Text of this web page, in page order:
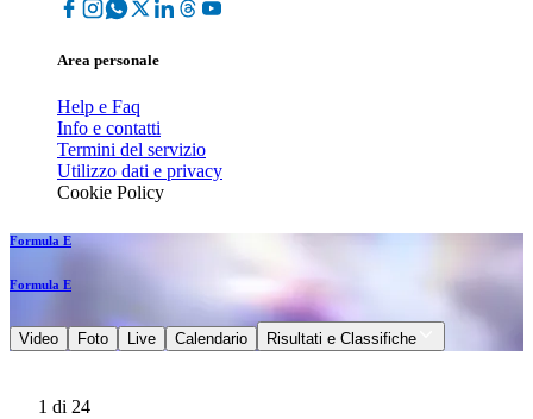
Area personale
Help e Faq
Info e contatti
Termini del servizio
Utilizzo dati e privacy
Cookie Policy
Formula E
Formula E
Video Foto Live Calendario Risultati e Classifiche
1 di 24